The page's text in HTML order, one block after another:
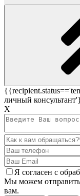
личный
Х
Я согласен c
Мы можем отправить
вам.